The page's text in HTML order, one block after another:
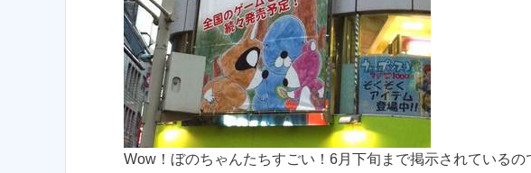
Wow！ぼのちゃんたちすごい！6月下旬まで掲示されている